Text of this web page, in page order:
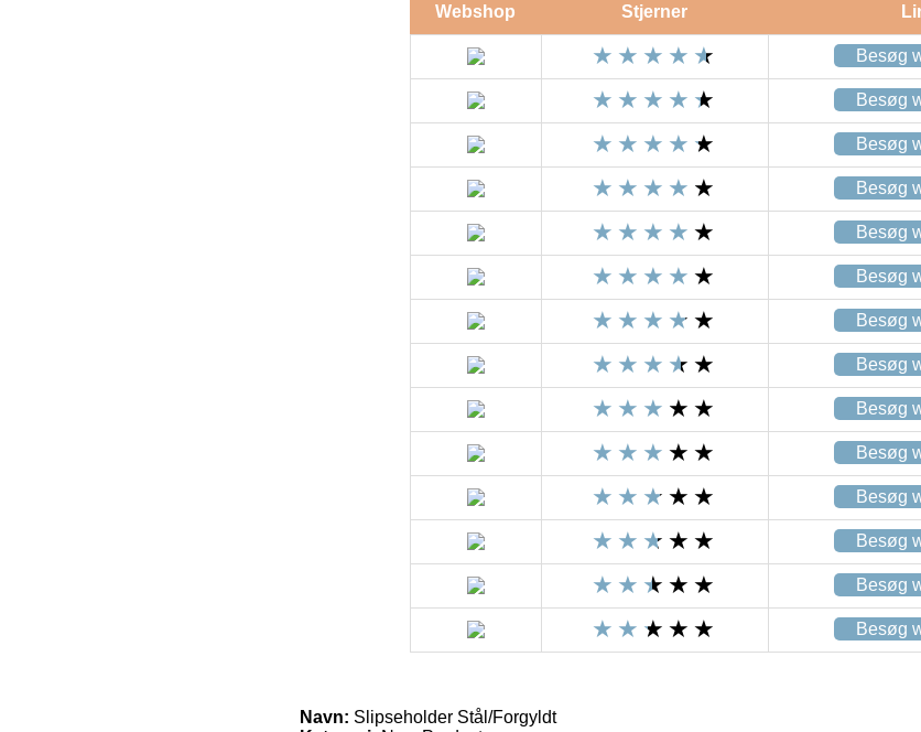
Webshop Stjerner
Besøg
Besøg
Besøg
Besøg
Besøg
Besøg
Besøg
Besøg
Besøg
Besøg
Besøg
Besøg
Besøg
Besøg
Navn: Slipseholder Stål/Forgyldt